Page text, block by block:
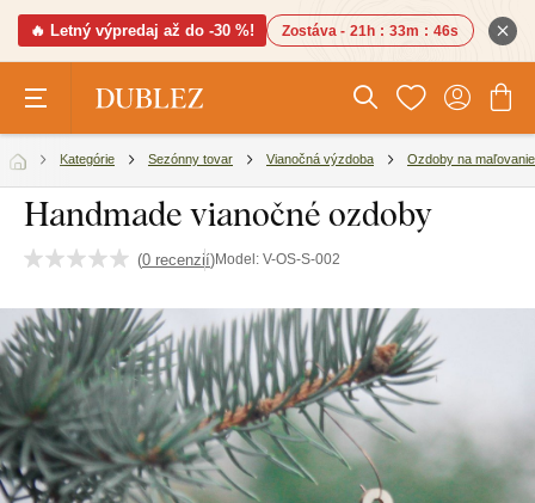
🔥 Letný výpredaj až do -30 %! Zostáva - 21h : 33m : 45s
Kategórie Sezónny tovar Vianočná výzdoba Ozdoby na maľovanie
Handmade vianočné ozdoby
(0 recenzií)Model: V-OS-S-002